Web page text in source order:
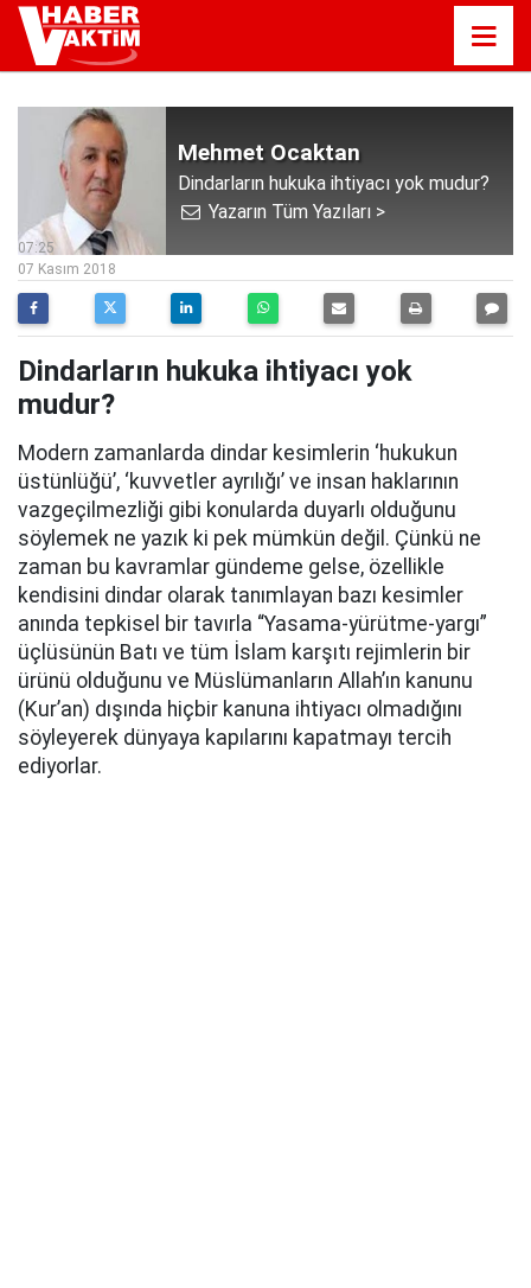
Mehmet Ocaktan
Dindarların hukuka ihtiyacı yok mudur?
Yazarın Tüm Yazıları >
07:25
07 Kasım 2018
Dindarların hukuka ihtiyacı yok
mudur?
Modern zamanlarda dindar kesimlerin ‘hukukun
üstünlüğü’, ‘kuvvetler ayrılığı’ ve insan haklarının
vazgeçilmezliği gibi konularda duyarlı olduğunu
söylemek ne yazık ki pek mümkün değil. Çünkü ne
zaman bu kavramlar gündeme gelse, özellikle
kendisini dindar olarak tanımlayan bazı kesimler
anında tepkisel bir tavırla “Yasama-yürütme-yargı”
üçlüsünün Batı ve tüm İslam karşıtı rejimlerin bir
ürünü olduğunu ve Müslümanların Allah’ın kanunu
(Kur’an) dışında hiçbir kanuna ihtiyacı olmadığını
söyleyerek dünyaya kapılarını kapatmayı tercih
ediyorlar.